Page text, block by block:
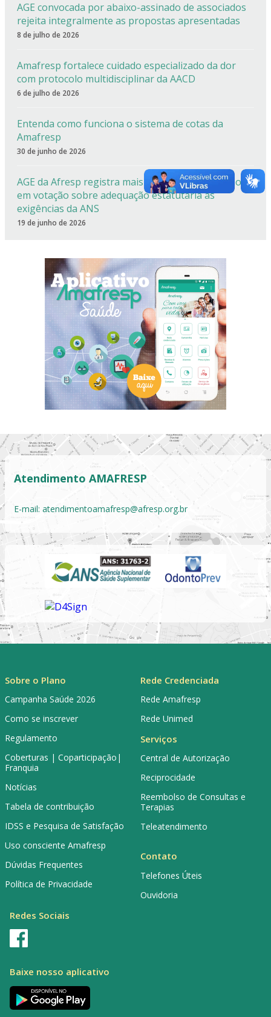
AGE convocada por abaixo-assinado de associados
rejeita integralmente as propostas apresentadas
8 de julho de 2026
Amafresp fortalece cuidado especializado da dor
com protocolo multidisciplinar da AACD
6 de julho de 2026
Entenda como funciona o sistema de cotas da
Amafresp
30 de junho de 2026
AGE da Afresp registra mais de 90% de aprovação
em votação sobre adequação estatutária às
exigências da ANS
19 de junho de 2026
Atendimento AMAFRESP
E-mail: atendimentoamafresp@afresp.org.br
Sobre o Plano
Campanha Saúde 2026
Como se inscrever
Regulamento
Coberturas | Coparticipação|
Franquia
Notícias
Tabela de contribuição
IDSS e Pesquisa de Satisfação
Uso consciente Amafresp
Dúvidas Frequentes
Política de Privacidade
Rede Credenciada
Rede Amafresp
Rede Unimed
Serviços
Central de Autorização
Reciprocidade
Reembolso de Consultas e
Terapias
Teleatendimento
Contato
Telefones Úteis
Ouvidoria
Redes Sociais
Baixe nosso aplicativo